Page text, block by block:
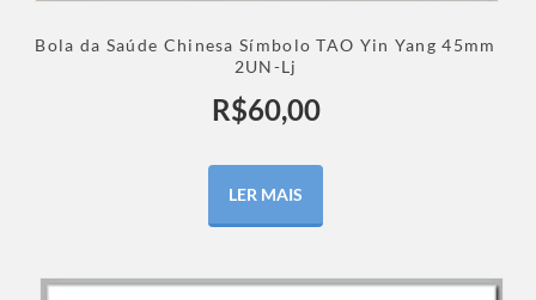
Bola da Saúde Chinesa Símbolo TAO Yin Yang 45mm
2UN-Lj
R$60,00
LER MAIS